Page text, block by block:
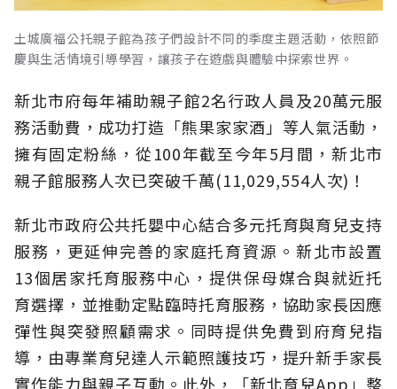
土城廣福公托親子館為孩子們設計不同的季度主題活動，依照節
慶與生活情境引導學習，讓孩子在遊戲與體驗中探索世界。
新北市府每年補助親子館2名行政人員及20萬元服
務活動費，成功打造「熊果家家酒」等人氣活動，
擁有固定粉絲，從100年截至今年5月間，新北市
親子館服務人次已突破千萬(11,029,554人次)！
新北市政府公共托嬰中心結合多元托育與育兒支持
服務，更延伸完善的家庭托育資源。新北市設置
13個居家托育服務中心，提供保母媒合與就近托
育選擇，並推動定點臨時托育服務，協助家長因應
彈性與突發照顧需求。同時提供免費到府育兒指
導，由專業育兒達人示範照護技巧，提升新手家長
實作能力與親子互動。此外，「新北育兒App」整